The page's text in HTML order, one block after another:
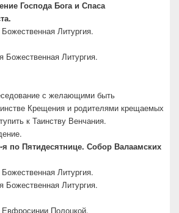
Господа Бога и Спаса
Литургия.
Божественная Литургия.
с желающими быть
Крещения и родителями крещаемых
к Таинству Венчания.
я по Пятидесятнице. Собор Валаамских
Литургия.
Божественная Литургия.
Полоцкой.